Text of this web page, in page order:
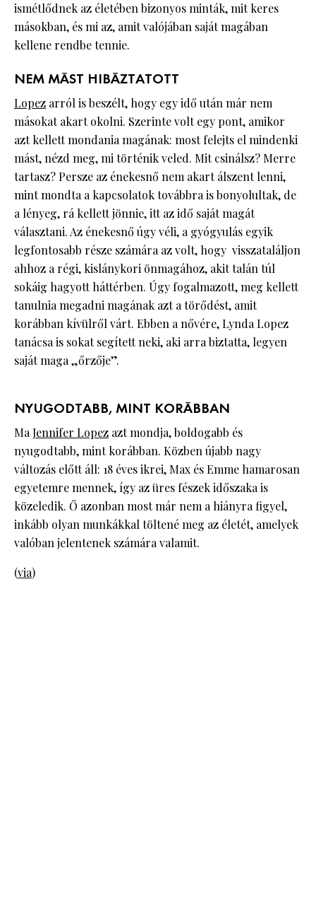
ismétlődnek az életében bizonyos minták, mit keres
másokban, és mi az, amit valójában saját magában
kellene rendbe tennie.
NEM MÁST HIBÁZTATOTT
Lopez arról is beszélt, hogy egy idő után már nem
másokat akart okolni. Szerinte volt egy pont, amikor
azt kellett mondania magának: most felejts el mindenki
mást, nézd meg, mi történik veled. Mit csinálsz? Merre
tartasz? Persze az énekesnő nem akart álszent lenni,
mint mondta a kapcsolatok továbbra is bonyolultak, de
a lényeg, rá kellett jönnie, itt az idő saját magát
választani. Az énekesnő úgy véli, a gyógyulás egyik
legfontosabb része számára az volt, hogy visszataláljon
ahhoz a régi, kislánykori önmagához, akit talán túl
sokáig hagyott háttérben. Úgy fogalmazott, meg kellett
tanulnia megadni magának azt a törődést, amit
korábban kívülről várt. Ebben a nővére, Lynda Lopez
tanácsa is sokat segített neki, aki arra biztatta, legyen
saját maga „őrzője”.
NYUGODTABB, MINT KORÁBBAN
MaJennifer Lopez azt mondja, boldogabb és
nyugodtabb, mint korábban. Közben újabb nagy
változás előtt áll: 18 éves ikrei, Max és Emme hamarosan
egyetemre mennek, így az üres fészek időszaka is
közeledik. Ő azonban most már nem a hiányra figyel,
inkább olyan munkákkal töltené meg az életét, amelyek
valóban jelentenek számára valamit.
(via)